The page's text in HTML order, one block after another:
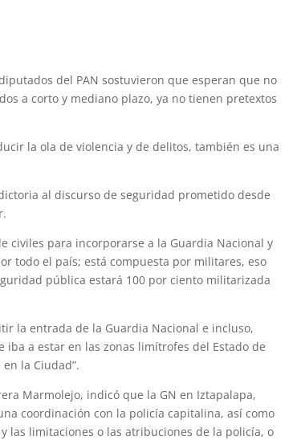
del PAN sostuvieron que esperan que no
a corto y mediano plazo, ya no tienen pretextos
la ola de violencia y de delitos, también es una
al discurso de seguridad prometido desde
civiles para incorporarse a la Guardia Nacional y
todo el país; está compuesta por militares, eso
pública estará 100 por ciento militarizada
la entrada de la Guardia Nacional e incluso,
a estar en las zonas limítrofes del Estado de
la Ciudad”.
Marmolejo, indicó que la GN en Iztapalapa,
coordinación con la policía capitalina, así como
las limitaciones o las atribuciones de la policía, o